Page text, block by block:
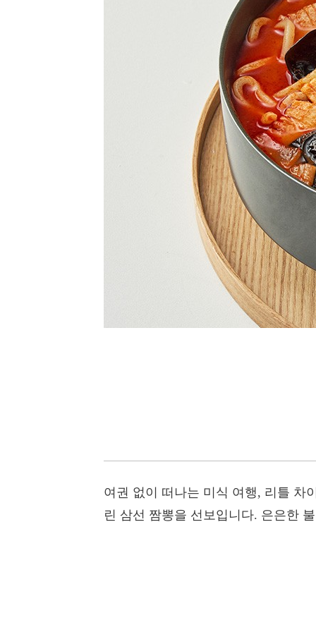
여권 없이 떠나는 미식 여행, 리틀 차
린 삼선 짬뽕을 선보입니다. 은은한